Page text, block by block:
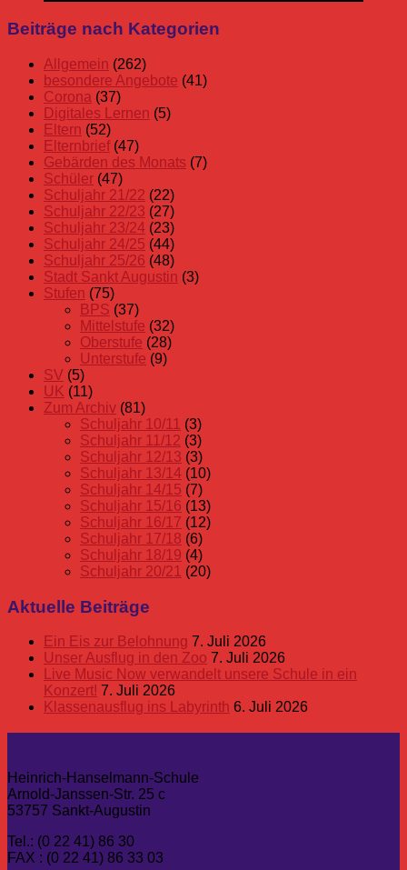
Allgemein
besondere
Angebote
Gebärden
Monats
Schüler
Beiträge nach Kategorien
Allgemein (262)
besondere Angebote (41)
Corona (37)
Digitales Lernen (5)
Eltern (52)
Elternbrief(47)
Gebärden des Monats (7)
Schüler (47)
Schuljahr 21/22 (22)
Schuljahr 22/23 (27)
Schuljahr 23/24 (23)
Schuljahr 24/25 (44)
Schuljahr 25/26 (48)
Stadt Sankt Augustin (3)
Stufen (75)
BPS (37)
Mittelstufe (32)
Oberstufe (28)
Unterstufe (9)
SV (5)
UK (11)
Zum Archiv (81)
Schuljahr 10/11 (3)
Schuljahr 11/12 (3)
Schuljahr 12/13 (3)
Schuljahr 13/14 (10)
Schuljahr 14/15 (7)
Schuljahr 15/16 (13)
Schuljahr 16/17 (12)
Schuljahr 17/18 (6)
Schuljahr 18/19 (4)
Schuljahr 20/21 (20)
Aktuelle Beiträge
Ein Eis zur Belohnung 7. Juli 2026
Unser Ausflug in den Zoo 7. Juli 2026
Live Music Now verwandelt unsere Schule in ein
Konzert! 7. Juli 2026
Klassenausflug ins Labyrinth 6. Juli 2026
Heinrich-Hanselmann-Schule
Arnold-Janssen-Str. 25 c
53757 Sankt-Augustin
Tel.: (0 22 41) 86 30
FAX : (0 22 41) 86 33 03